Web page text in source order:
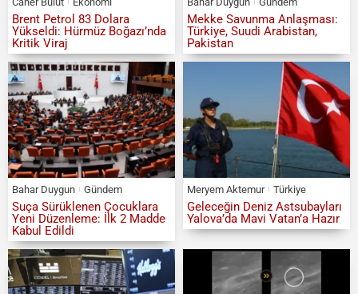
Brent Petrol 83 Dolara
Yükseldi: Hürmüz Boğazı’nda
Kritik Viraj
Mekke Savunma Anlaşması:
Türkiye, Suudi Arabistan,
Pakistan
Bahar Duygun Gündem
Suça Sürüklenen Çocuklara
Yeni Düzenleme: İlk 2 Madde
Kabul Edildi
Meryem Aktemur Türkiye
Geleceğin Deniz Astsubayları
Yalova’da Mavi Vatan’a Hazır